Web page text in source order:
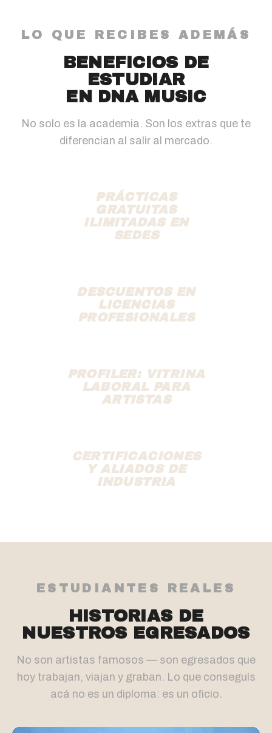
LO QUE RECIBES ADEMÁS
BENEFICIOS DE
ESTUDIAR
EN DNA MUSIC
No solo es la academia. Son los extras que te
diferencian al salir al mercado.
PRÁCTICAS
GRATUITAS
ILIMITADAS EN
SEDES
DESCUENTOS EN
LICENCIAS
PROFESIONALES
PROFILER: VITRINA
LABORAL PARA
ARTISTAS
CERTIFICACIONES
Y ALIADOS DE
INDUSTRIA
ESTUDIANTES REALES
HISTORIAS DE
NUESTROS EGRESADOS
No son artistas famosos — son egresados que
hoy trabajan, viajan y graban. Lo que conseguís
acá no es un diploma: es un oficio.